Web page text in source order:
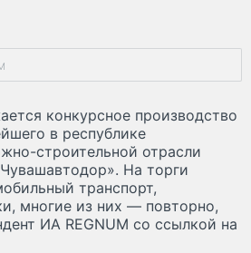
конкурсное производство
в республике
строительной отрасли
На торги
транспорт,
многие из них — повторно,
ИА REGNUM со ссылкой на